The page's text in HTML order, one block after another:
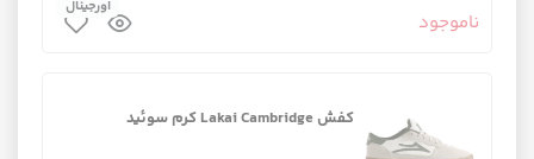
ناموجود
اورجینال
کفش Lakai Cambridge کرم سوئید